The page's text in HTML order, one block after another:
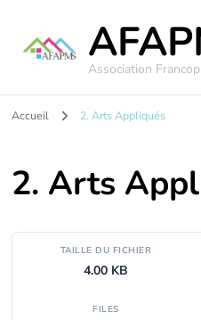
Association
Accueil 2. Arts Appliqués
2. Arts
TAILLE DU FICHIER
4.00 KB
FILES